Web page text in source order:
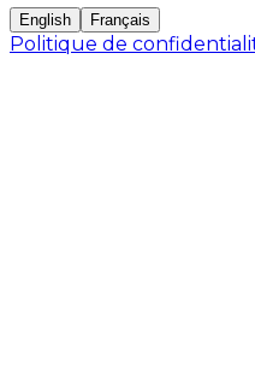
English Français
Politique de